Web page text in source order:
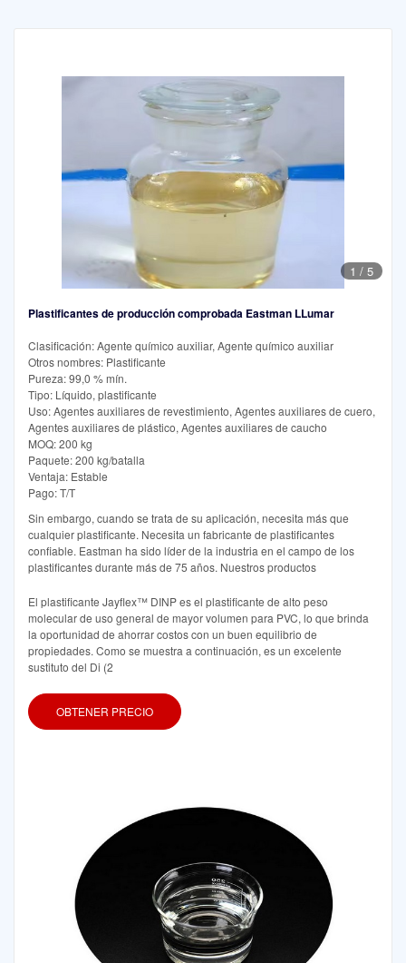
1 / 5
Plastificantes de producción comprobada Eastman LLumar
Clasificación: Agente químico auxiliar, Agente químico auxiliar
Otros nombres: Plastificante
Pureza: 99,0 % mín.
Tipo: Líquido, plastificante
Uso: Agentes auxiliares de revestimiento, Agentes auxiliares de cuero,
Agentes auxiliares de plástico, Agentes auxiliares de caucho
MOQ: 200 kg
Paquete: 200 kg/batalla
Ventaja: Estable
Pago: T/T
Sin embargo, cuando se trata de su aplicación, necesita más que
cualquier plastificante. Necesita un fabricante de plastificantes
confiable. Eastman ha sido líder de la industria en el campo de los
plastificantes durante más de 75 años. Nuestros productos
El plastificante Jayflex™ DINP es el plastificante de alto peso
molecular de uso general de mayor volumen para PVC, lo que brinda
la oportunidad de ahorrar costos con un buen equilibrio de
propiedades. Como se muestra a continuación, es un excelente
sustituto del Di (2
OBTENER PRECIO